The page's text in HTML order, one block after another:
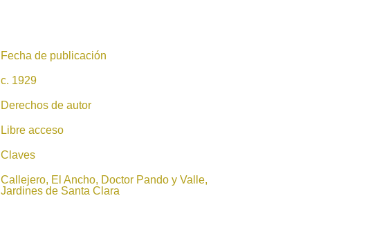
Fecha de publicación
c. 1929
Derechos de autor
Libre acceso
Claves
Callejero, El Ancho, Doctor Pando y Valle,
Jardines de Santa Clara